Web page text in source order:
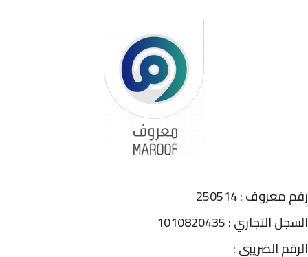
رقم معروف : 250514
السجل التجاري : 1010820435
الرقم الضريبي :